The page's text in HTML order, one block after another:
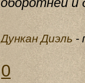
Дункан Диэль-
0